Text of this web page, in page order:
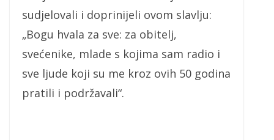
sudjelovali i doprinijeli ovom slavlju:
„Bogu hvala za sve: za obitelj,
svećenike, mlade s kojima sam radio i
sve ljude koji su me kroz ovih 50 godina
pratili i podržavali“.